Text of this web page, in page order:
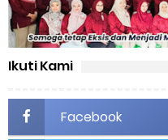
Ikuti Kami
Facebook